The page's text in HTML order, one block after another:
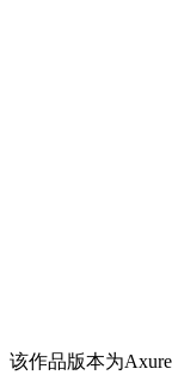
该作品版本为